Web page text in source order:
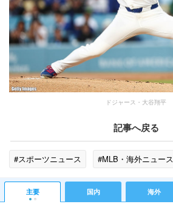
ドジャース・大谷翔平
記事へ戻る
#スポーツニュース #MLB・海外ニュース
主要 国内 海外